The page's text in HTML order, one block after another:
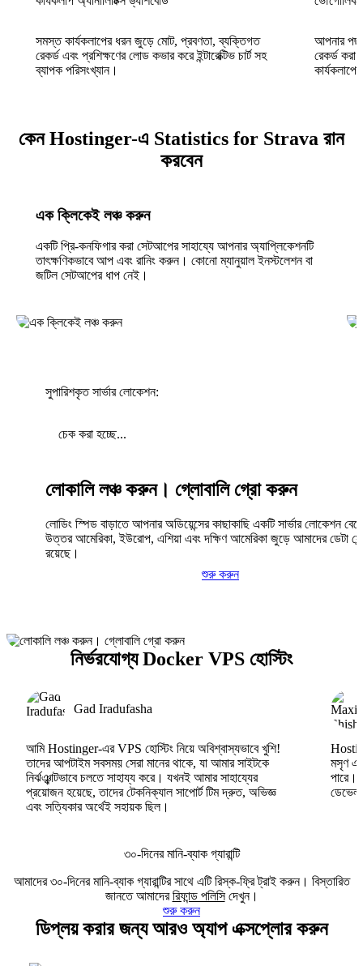
সমস্ত কার্যকলাপের ধরন জুড়ে মোট, প্রবণতা, ব্যক্তিগত
রেকর্ড এবং প্রশিক্ষণের লোড কভার করে ইন্টারেক্টিভ চার্ট সহ
ব্যাপক পরিসংখ্যান।
আপনার
রেকর্ড
কেন Hostinger-এ Statistics for Strava রান
করবেন
এক ক্লিকেই লঞ্চ করুন
একটি প্রি-কনফিগার করা সেটআপের সাহায্যে আপনার অ্যাপ্লিকেশনটি
তাৎক্ষণিকভাবে আপ এবং রানিং করুন। কোনো ম্যানুয়াল ইনস্টলেশন বা
জটিল সেটআপের ধাপ নেই।
সুপারিশকৃত সার্ভার লোকেশন:
চেক করা হচ্ছে...
লোকালি লঞ্চ করুন। গ্লোবালি গ্রো করুন
লোডিং স্পিড বাড়াতে আপনার অডিয়েন্সের কাছাকাছি একটি সার্ভার লোকেশন
উত্তর আমেরিকা, ইউরোপ, এশিয়া এবং দক্ষিণ আমেরিকা জুড়ে আমাদের ডেটা
রয়েছে।
শুরু করুন
নির্ভরযোগ্য Docker VPS হোস্টিং
Gad Iradufasha
আমি Hostinger-এর VPS হোস্টিং নিয়ে অবিশ্বাস্যভাবে খুশি!
তাদের আপটাইম সবসময় সেরা মানের থাকে, যা আমার সাইটকে
নির্ঝঞ্ঝাটভাবে চলতে সাহায্য করে। যখনই আমার সাহায্যের
প্রয়োজন হয়েছে, তাদের টেকনিক্যাল সাপোর্ট টিম দ্রুত, অভিজ্ঞ
এবং সত্যিকার অর্থেই সহায়ক ছিল।
মসৃণ
৩০-দিনের মানি-ব্যাক গ্যারান্টি
আমাদের ৩০-দিনের মানি-ব্যাক গ্যারান্টির সাথে এটি রিস্ক-ফ্রি ট্রাই করুন। বিস্তারিত
জানতে আমাদেররিফান্ড পলিসিদেখুন।
শুরু করুন
ডিপ্লয় করার জন্য আরও অ্যাপ এক্সপ্লোর করুন